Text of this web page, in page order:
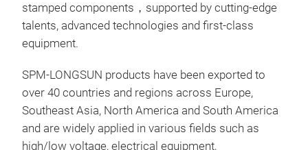
stamped components‌ ， supported by cutting-edge
talents, advanced technologies and first-class
equipment.
SPM-LONGSUN products have been exported to
over 40 countries and regions across Europe,
Southeast Asia, North America and South America
and are widely applied in various fields such as
high/low voltage, electrical equipment,